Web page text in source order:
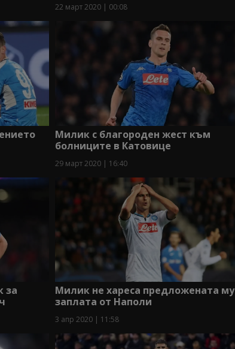
22 март 2020 | 00:08
Милик с благороден жест към
болниците в Катовице
29 март 2020 | 16:40
за
Милик не хареса предложената му
заплата от Наполи
3 апр 2020 | 11:58